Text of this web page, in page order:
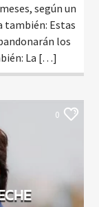
según un
también: Estas
los
La […]
0